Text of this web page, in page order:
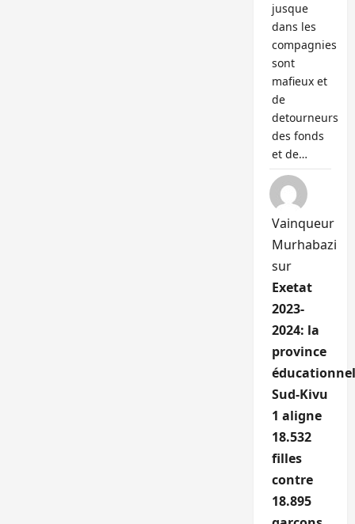
jusque
dans les
compagnies
sont
mafieux et
de
detourneurs
des fonds
et de…
Vainqueur
Murhabazi
sur
Exetat
2023-
2024: la
province
Sud-Kivu
1 aligne
18.532
filles
contre
18.895